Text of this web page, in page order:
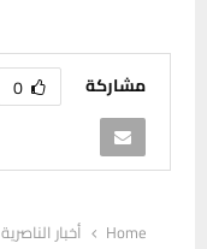
مشاركة 0
Home
أخبار الناصرية